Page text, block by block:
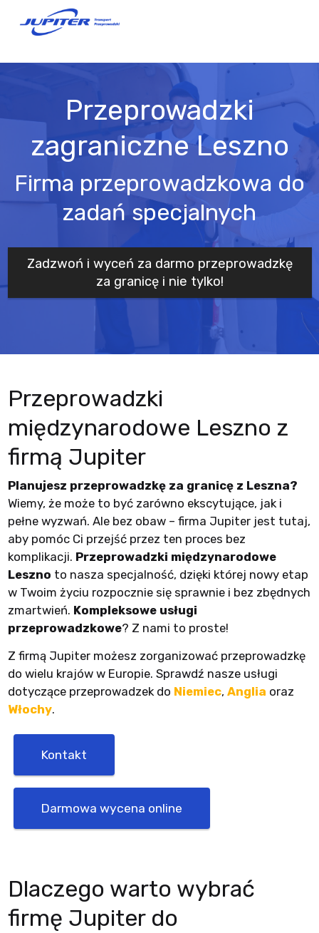
Przeprowadzki
zagraniczne Leszno
Firma przeprowadzkowa do
zadań specjalnych
Zadzwoń i wyceń za darmo przeprowadzkę
za granicę i nie tylko!
Przeprowadzki
międzynarodowe Leszno z
firmą Jupiter
Planujesz przeprowadzkę za granicę z Leszna?
Wiemy, że może to być zarówno ekscytujące, jak i
pełne wyzwań. Ale bez obaw – firma Jupiter jest tutaj,
aby pomóc Ci przejść przez ten proces bez
komplikacji. Przeprowadzki międzynarodowe
Leszno to nasza specjalność, dzięki której nowy etap
w Twoim życiu rozpocznie się sprawnie i bez zbędnych
zmartwień. Kompleksowe usługi
przeprowadzkowe? Z nami to proste!
Z firmą Jupiter możesz zorganizować przeprowadzkę
do wielu krajów w Europie. Sprawdź nasze usługi
dotyczące przeprowadzek do Niemiec, Anglia oraz
Włochy.
Kontakt
Darmowa wycena online
Dlaczego warto wybrać
firmę Jupiter do